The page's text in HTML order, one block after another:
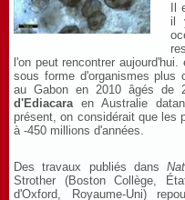
il
l'on peut rencontrer
sous forme d'organismes plus
au Gabon en 2010 âgés de
d'Ediacaraen Australie
présent, on considérait que les
à -450 millions d'années.
Des travaux publiés dans
Strother (Boston Collège,
d'Oxford, Royaume-Uni)